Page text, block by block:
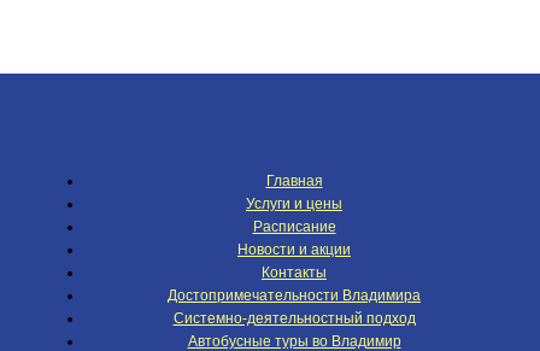
Главная
Услуги и цены
Расписание
Новости и акции
Контакты
Достопримечательности Владимира
Системно-деятельностный подход
Автобусные туры во Владимир